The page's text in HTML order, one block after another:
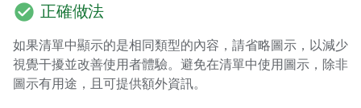
check_circle 正確做法
如果清單中顯示的是相同類型的內容，請省略圖示，以減少
視覺干擾並改善使用者體驗。避免在清單中使用圖示，除非
圖示有用途，且可提供額外資訊。